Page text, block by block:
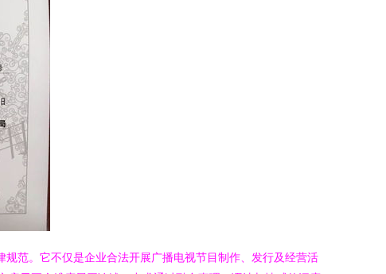
范。它不仅是企业合法开展广播电视节目制作、发行及经营活